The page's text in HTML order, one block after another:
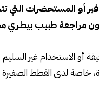
أو المستحضرات التي
دون مراجعة طبيب
أو الاستخدام غير
خاصة لدى القطط الصغيرة